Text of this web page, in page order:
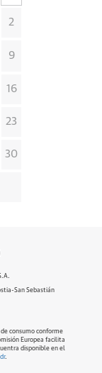
2
9
16
23
30
San Sebastián
consumo conforme
Europea facilita
disponible en el
.